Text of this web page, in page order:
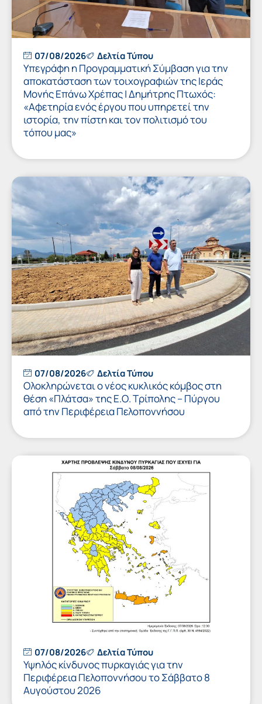
07/08/2026 Δελτία Τύπου
Υπεγράφη η Προγραμματική Σύμβαση για την
αποκατάσταση των τοιχογραφιών της Ιεράς
Μονής Επάνω Χρέπας | Δημήτρης Πτωχός:
«Αφετηρία ενός έργου που υπηρετεί την
ιστορία, την πίστη και τον πολιτισμό του
τόπου μας»
07/08/2026 Δελτία Τύπου
Ολοκληρώνεται ο νέος κυκλικός κόμβος στη
θέση «Πλάτσα» της Ε.Ο. Τρίπολης – Πύργου
από την Περιφέρεια Πελοποννήσου
07/08/2026 Δελτία Τύπου
Υψηλός κίνδυνος πυρκαγιάς για την
Περιφέρεια Πελοποννήσου το Σάββατο 8
Αυγούστου 2026